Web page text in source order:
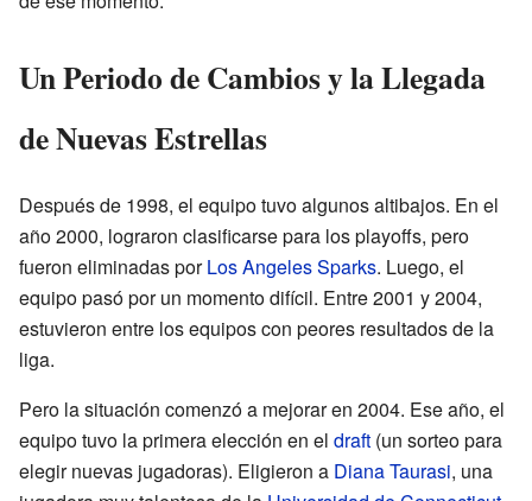
Un Periodo de Cambios y la Llegada
de Nuevas Estrellas
Después de 1998, el equipo tuvo algunos altibajos. En el
año 2000, lograron clasificarse para los playoffs, pero
fueron eliminadas porLos Angeles Sparks. Luego, el
equipo pasó por un momento difícil. Entre 2001 y 2004,
estuvieron entre los equipos con peores resultados de la
liga.
Pero la situación comenzó a mejorar en 2004. Ese año, el
equipo tuvo la primera elección en el draft (un sorteo para
elegir nuevas jugadoras). Eligieron a Diana Taurasi, una